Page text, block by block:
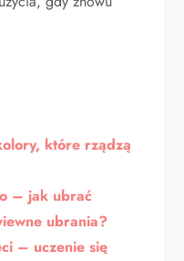
które rządzą
– jak ubrać
ubrania?
– uczenie się